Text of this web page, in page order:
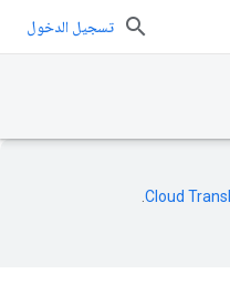
تسجيل الدخول
Cloud